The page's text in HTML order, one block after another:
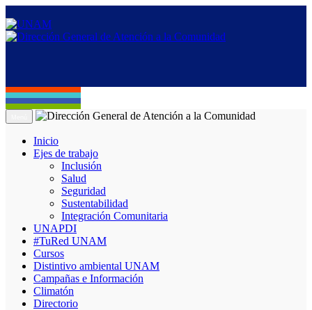
Inicio
Ejes de trabajo
Inclusión
Salud
Seguridad
Sustentabilidad
Integración Comunitaria
UNAPDI
#TuRed UNAM
Cursos
Distintivo ambiental UNAM
Campañas e Información
Climatón
Directorio